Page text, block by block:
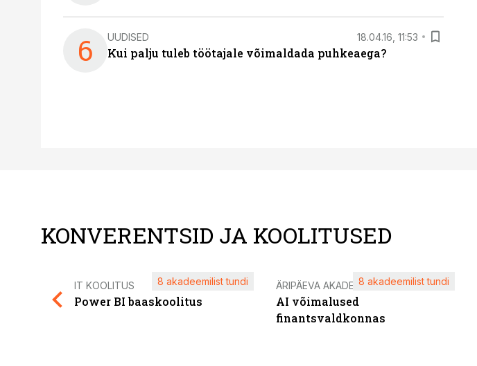
6 UUDISED 18.04.16, 11:53
Kui palju tuleb töötajale võimaldada puhkeaega?
KONVERENTSID JA KOOLITUSED
IT KOOLITUS
Power BI baaskoolitus
8 akadeemilist tundi ÄRIPÄEVA AKADEEMIA
AI võimalused
finantsvaldkonnas
8 akadeemilist tundi